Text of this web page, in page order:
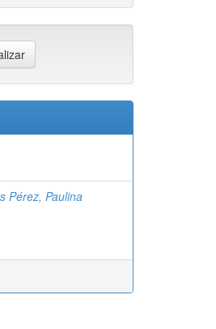
Pérez, Paulina